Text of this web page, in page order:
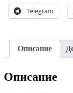
Telegram
Описание
Описание